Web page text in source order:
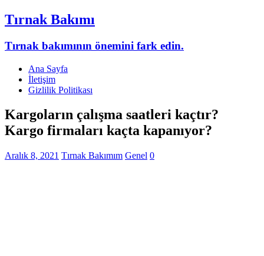
Tırnak Bakımı
Tırnak bakımının önemini fark edin.
Ana Sayfa
İletişim
Gizlilik Politikası
Kargoların çalışma saatleri kaçtır?
Kargo firmaları kaçta kapanıyor?
Aralık 8, 2021 Tırnak Bakımım Genel 0